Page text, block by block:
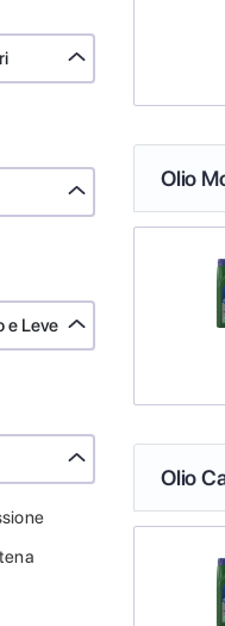
e Leve
Olio
Olio